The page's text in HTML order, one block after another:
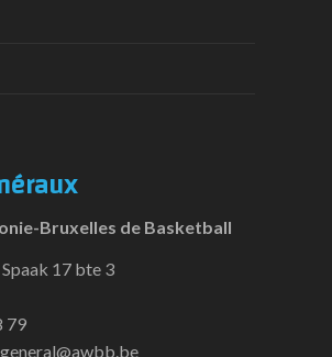
Bruxelles de Basketball
17 bte 3
79